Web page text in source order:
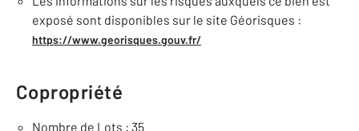
exposé sont disponibles sur le site Géorisques :
https://www.georisques.gouv.fr/
Copropriété
Nombre de Lots : 35